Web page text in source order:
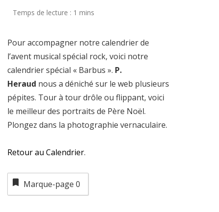
Pour accompagner notre calendrier de
l’avent musical spécial rock, voici notre
calendrier spécial « Barbus ». P.
Heraud nous a déniché sur le web plusieurs
pépites. Tour à tour drôle ou flippant, voici
le meilleur des portraits de Père Noël.
Plongez dans la photographie vernaculaire.
Retour au Calendrier.
Marque-page 0